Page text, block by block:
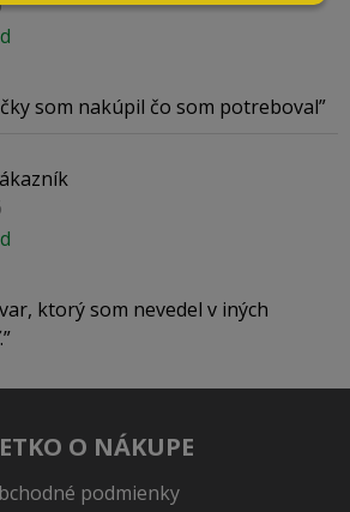
som nakúpil čo som potreboval
ktorý som nevedel v iných
O NÁKUPE
podmienky